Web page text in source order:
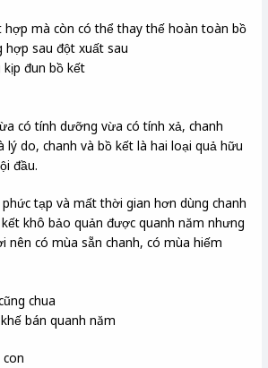
hợp mà còn có thể thay thế hoàn toàn bồ
sau đột xuất sau
kịp đun bồ kết
có tính dưỡng vừa có tính xả, chanh
lý do, chanh và bồ kết là hai loại quả hữu
đầu.
tạp và mất thời gian hơn dùng chanh
khô bảo quản được quanh năm nhưng
nên có mùa sẵn chanh, có mùa hiếm
chua
bán quanh năm